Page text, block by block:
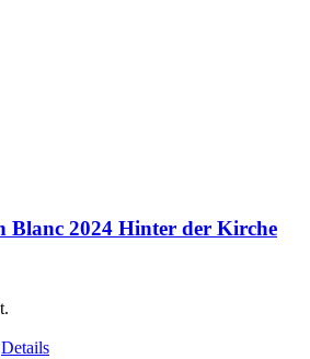
Blanc 2024 Hinter der Kirche
Details